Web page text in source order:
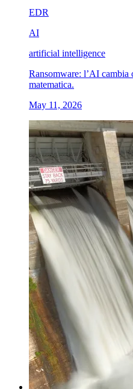
EDR
AI
artificial intelligence
Ransomware: l’AI
matematica.
May 11, 2026